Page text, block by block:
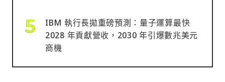
IBM 執行長拋重磅預測：量子運算最快
2028 年貢獻營收，2030 年引爆數兆美元
商機